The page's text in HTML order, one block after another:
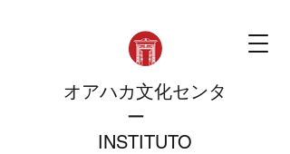
オアハカ文化センタ
ー
INSTITUTO